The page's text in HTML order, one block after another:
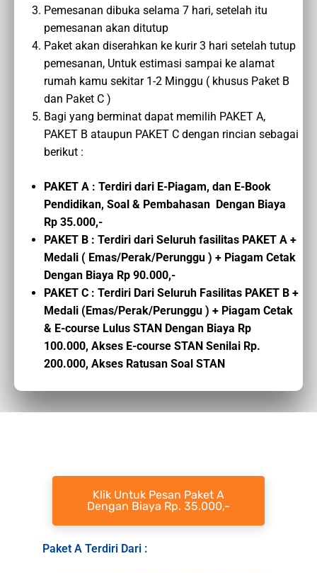
Pemesanan dibuka selama 7 hari, setelah itu
pemesanan akan ditutup
Paket akan diserahkan ke kurir 3 hari setelah tutup
pemesanan, Untuk estimasi sampai ke alamat
rumah kamu sekitar 1-2 Minggu ( khusus Paket B
dan Paket C )
Bagi yang berminat dapat memilih PAKET A,
PAKET B ataupun PAKET C dengan rincian sebagai
berikut :
PAKET A : Terdiri dari E-Piagam, dan E-Book
Pendidikan, Soal & Pembahasan Dengan Biaya
Rp 35.000,-
PAKET B : Terdiri dari Seluruh fasilitas PAKET A +
Medali ( Emas/Perak/Perunggu ) + Piagam Cetak
Dengan Biaya Rp 90.000,-
PAKET C : Terdiri Dari Seluruh Fasilitas PAKET B +
Medali (Emas/Perak/Perunggu ) + Piagam Cetak
& E-course Lulus STAN Dengan Biaya Rp
100.000, Akses E-course STAN Senilai Rp.
200.000, Akses Ratusan Soal STAN
Klik Untuk Pesan Paket A
Dengan Biaya Rp. 35.000,-
Paket A Terdiri Dari :